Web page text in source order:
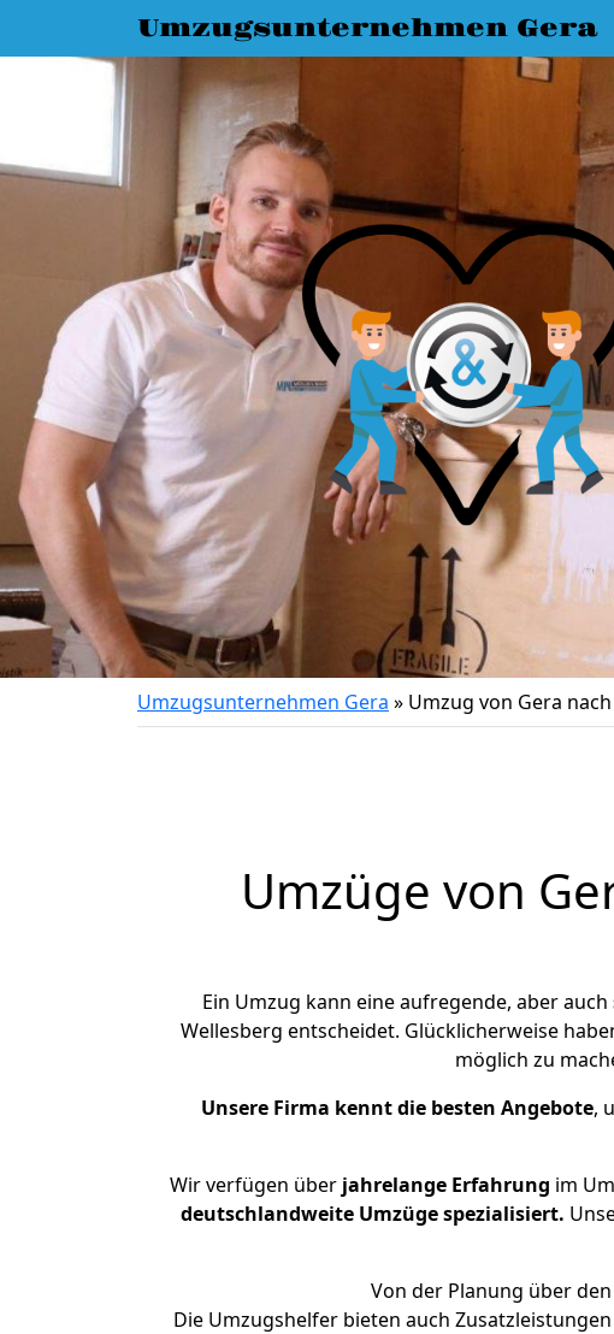
Umzugsunternehmen Gera
Umzugsunternehmen Gera » Umzug von Gera
Umzüge von
Ein Umzug kann eine aufregende, aber auch
Wellesberg entscheidet. Glücklicherweise
möglich zu
Unsere Firma kennt die besten Angebote,
Wir verfügen überjahrelange Erfahrung im
deutschlandweite Umzüge spezialisiert.
Von der Planung über
Die Umzugshelfer bieten auch